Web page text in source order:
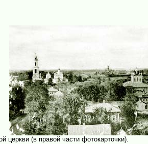
церкви (в правой части фотокарточки).